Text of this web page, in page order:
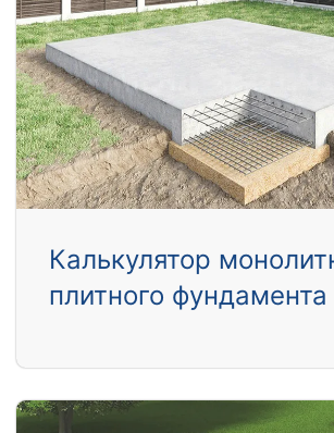
Калькулятор
плитного фундамента